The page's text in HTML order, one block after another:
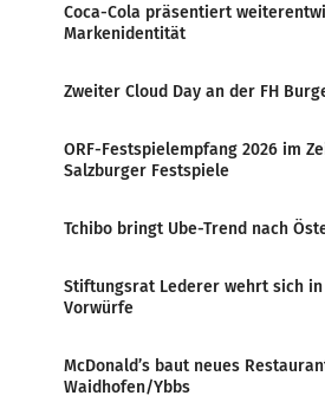
Coca-Cola präsentiert
Markenidentität
Zweiter Cloud Day an der FH
ORF-Festspielempfang 2026 im
Salzburger Festspiele
Tchibo bringt Ube-Trend nach
Stiftungsrat Lederer wehrt sich in
Vorwürfe
McDonald’s baut neues
Waidhofen/Ybbs